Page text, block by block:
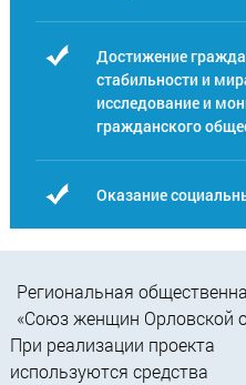
Достижение
стабильности и
исследование и
гражданского
Оказание
Региональная
«Союз женщин Орловской
При реализации проекта
используются средства